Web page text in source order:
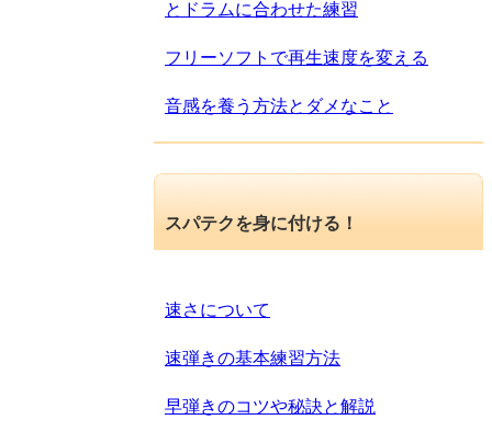
とドラムに合わせた練習
フリーソフトで再生速度を変える
音感を養う方法とダメなこと
スパテクを身に付ける！
速さについて
速弾きの基本練習方法
早弾きのコツや秘訣と解説